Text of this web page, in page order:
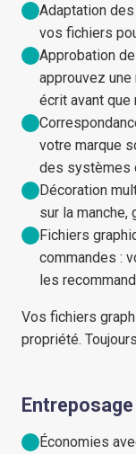
Adaptation
vos fichiers
Approbation
approuvez
écrit avant que
votre marque
des systèmes
Décoration
sur la
Fichiers
commandes :
les
Vos fichiers
propriété.
Économies